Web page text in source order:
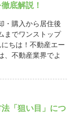
底解説！
・購入から居住後
までワンストップ
ちは！不動産エー
、不動産業界でよ
「狙い目」につ